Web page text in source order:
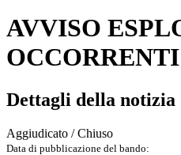
AVVISO
Dettagli della notizia
Aggiudicato / Chiuso
Data di pubblicazione del bando: